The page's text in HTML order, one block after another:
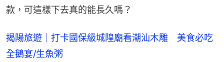
款，可這樣下去真的能長久嗎？
揭陽旅遊｜打卡國保級城隍廟看潮汕木雕 美食必吃
全鵝宴/生魚粥